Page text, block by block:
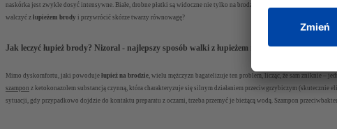
naskórka jest zwykle dosyć intensywne. Białe, drobne płatki są widoczne nie tylko na brodzie, ale opadają na ubranie, co
walczyć z łupieżem brody i przywrócić skórze twarzy równowagę?
Jak leczyć łupież brody? Nizoral - najlepszy sposób walki z łupieżem na brodzie
Mimo dyskomfortu, jaki powoduje łupież na brodzie, wielu mężczyzn bagatelizuje ten problem, licząc, że sam zniknie –
szampon z ketokonazolem substancją czynną, która charakteryzuje się silnym działaniem przeciwgrzybiczym
sytuacji, gdy przypadkowo dojdzie do kontaktu preparatu z oczami, trzeba przemyć je bieżącą wodą. Szampon